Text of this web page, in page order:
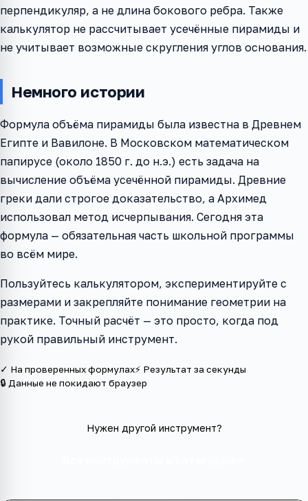
перпендикуляр, а не длина бокового ребра. Также
калькулятор не рассчитывает усечённые пирамиды и
не учитывает возможные скругления углов основания.
Немного истории
Формула объёма пирамиды была известна в Древнем
Египте и Вавилоне. В Московском математическом
папирусе (около 1850 г. до н.э.) есть задача на
вычисление объёма усечённой пирамиды. Древние
греки дали строгое доказательство, а Архимед
использовал метод исчерпывания. Сегодня эта
формула — обязательная часть школьной программы
во всём мире.
Пользуйтесь калькулятором, экспериментируйте с
размерами и закрепляйте понимание геометрии на
практике. Точный расчёт — это просто, когда под
рукой правильный инструмент.
✓ На проверенных формулах⚡ Результат за секунды
🔒 Данные не покидают браузер
Нужен другой инструмент?